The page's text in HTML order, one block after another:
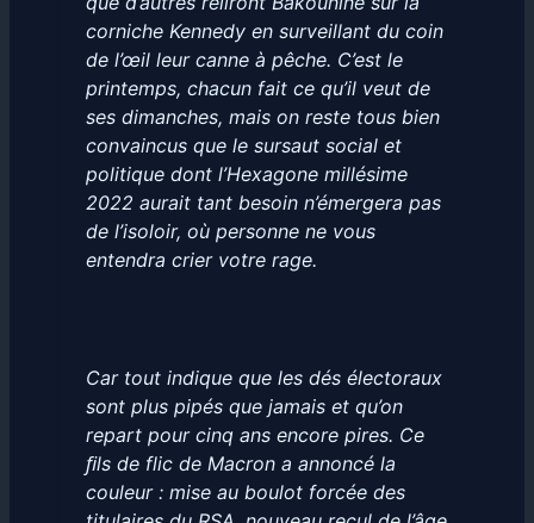
corniche Kennedy en surveillant du coin
de l’œil leur canne à pêche. C’est le
printemps, chacun fait ce qu’il veut de
ses dimanches, mais on reste tous bien
convaincus que le sursaut social et
politique dont l’Hexagone millésime
2022 aurait tant besoin n’émergera pas
de l’isoloir, où personne ne vous
entendra crier votre rage.
Car tout indique que les dés électoraux
sont plus pipés que jamais et qu’on
repart pour cinq ans encore pires. Ce
ﬁls de flic de Macron a annoncé la
couleur : mise au boulot forcée des